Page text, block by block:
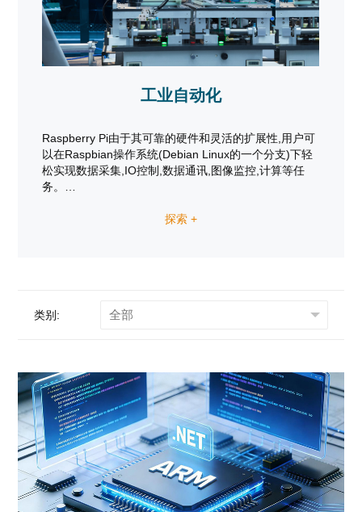
工业自动化
Raspberry Pi由于其可靠的硬件和灵活的扩展性,用户可
以在Raspbian操作系统(Debian Linux的一个分支)下轻
松实现数据采集,IO控制,数据通讯,图像监控,计算等任
务。
我们为工业自动化的应用设计了一款基于Raspberry Pi
功率的设备.
探索 +
类别: